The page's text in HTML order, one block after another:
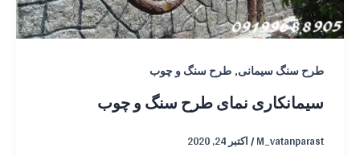
طرح سنگ سیمانی,طرح سنگ و چوب
سیمانکاری نمای طرح سنگ و چوب
M_vatanparast
/اکتبر 24, 2020